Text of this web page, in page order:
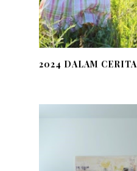
2024 DALAM CERITA